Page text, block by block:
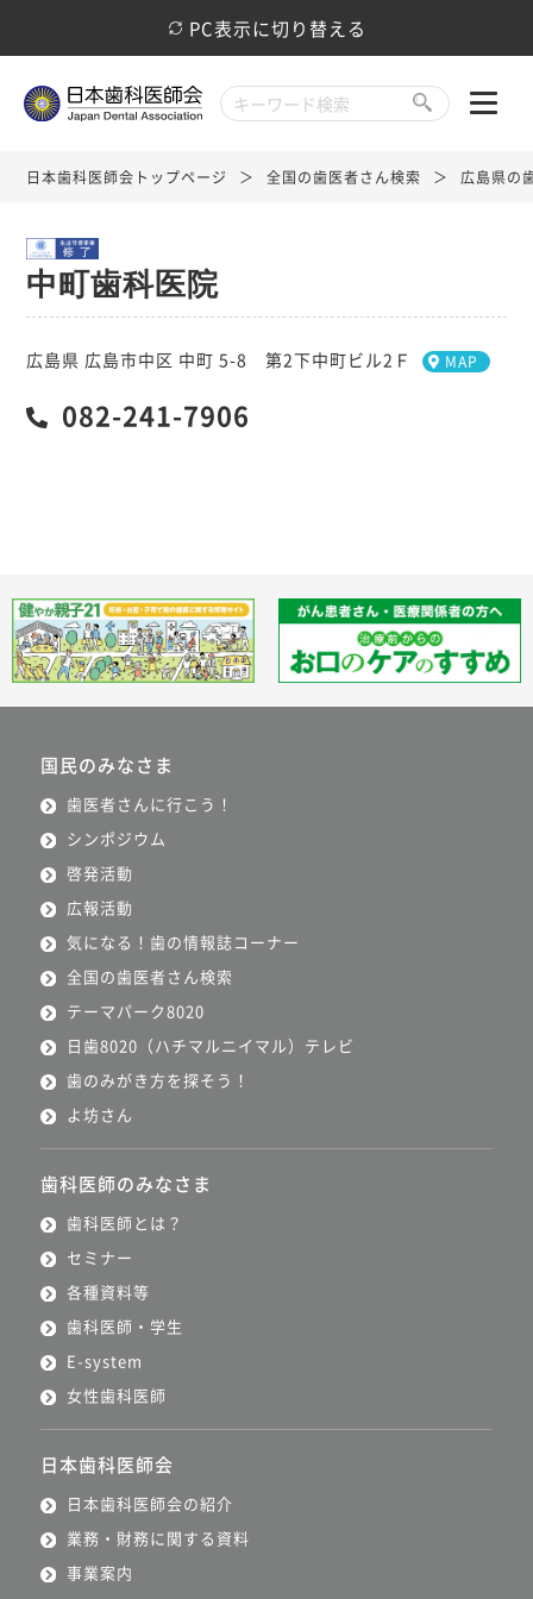
PC表示に切り替える
日本歯科医師会トップページ 全国の歯医者さん検索 広島県の
中町歯科医院
広島県 広島市中区 中町 5-8 第2下中町ビル2Ｆ MAP
082-241-7906
国民のみなさま
歯医者さんに行こう！
シンポジウム
啓発活動
広報活動
気になる！歯の情報誌コーナー
全国の歯医者さん検索
テーマパーク8020
日歯8020（ハチマルニイマル）テレビ
歯のみがき方を探そう！
よ坊さん
歯科医師のみなさま
歯科医師とは？
セミナー
各種資料等
歯科医師・学生
E-system
女性歯科医師
日本歯科医師会
日本歯科医師会の紹介
業務・財務に関する資料
事業案内